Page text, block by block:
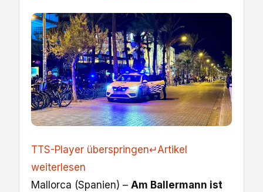
TTS-Player überspringen↵Artikel
weiterlesen
Mallorca (Spanien) – Am Ballermann ist